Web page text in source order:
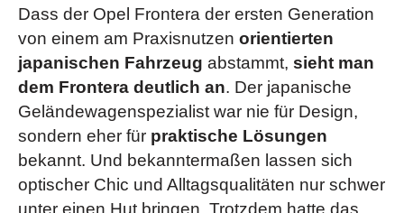
Dass der Opel Frontera der ersten Generation
von einem am Praxisnutzen orientierten
japanischen Fahrzeug abstammt, sieht man
dem Frontera deutlich an. Der japanische
Geländewagenspezialist war nie für Design,
sondern eher für praktische Lösungen
bekannt. Und bekanntermaßen lassen sich
optischer Chic und Alltagsqualitäten nur schwer
unter einen Hut bringen. Trotzdem hatte das